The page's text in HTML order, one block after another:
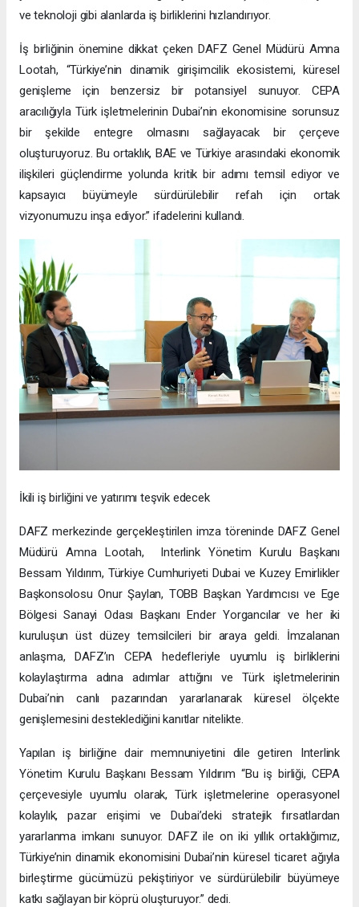
ve teknoloji gibi alanlarda iş birliklerini hızlandırıyor.
İş birliğinin önemine dikkat çeken DAFZ Genel Müdürü Amna
Lootah, “Türkiye’nin dinamik girişimcilik ekosistemi, küresel
genişleme için benzersiz bir potansiyel sunuyor. CEPA
aracılığıyla Türk işletmelerinin Dubai’nin ekonomisine sorunsuz
bir şekilde entegre olmasını sağlayacak bir çerçeve
oluşturuyoruz. Bu ortaklık, BAE ve Türkiye arasındaki ekonomik
ilişkileri güçlendirme yolunda kritik bir adımı temsil ediyor ve
kapsayıcı büyümeyle sürdürülebilir refah için ortak
vizyonumuzu inşa ediyor.” ifadelerini kullandı.
İkili iş birliğini ve yatırımı teşvik edecek
DAFZ merkezinde gerçekleştirilen imza töreninde DAFZ Genel
Müdürü Amna Lootah, Interlink Yönetim Kurulu Başkanı
Bessam Yıldırım, Türkiye Cumhuriyeti Dubai ve Kuzey Emirlikler
Başkonsolosu Onur Şaylan, TOBB Başkan Yardımcısı ve Ege
Bölgesi Sanayi Odası Başkanı Ender Yorgancılar ve her iki
kuruluşun üst düzey temsilcileri bir araya geldi. İmzalanan
anlaşma, DAFZ’ın CEPA hedefleriyle uyumlu iş birliklerini
kolaylaştırma adına adımlar attığını ve Türk işletmelerinin
Dubai’nin canlı pazarından yararlanarak küresel ölçekte
genişlemesini desteklediğini kanıtlar nitelikte.
Yapılan iş birliğine dair memnuniyetini dile getiren Interlink
Yönetim Kurulu Başkanı Bessam Yıldırım “Bu iş birliği, CEPA
çerçevesiyle uyumlu olarak, Türk işletmelerine operasyonel
kolaylık, pazar erişimi ve Dubai’deki stratejik fırsatlardan
yararlanma imkanı sunuyor. DAFZ ile on iki yıllık ortaklığımız,
Türkiye’nin dinamik ekonomisini Dubai’nin küresel ticaret ağıyla
birleştirme gücümüzü pekiştiriyor ve sürdürülebilir büyümeye
katkı sağlayan bir köprü oluşturuyor.” dedi.